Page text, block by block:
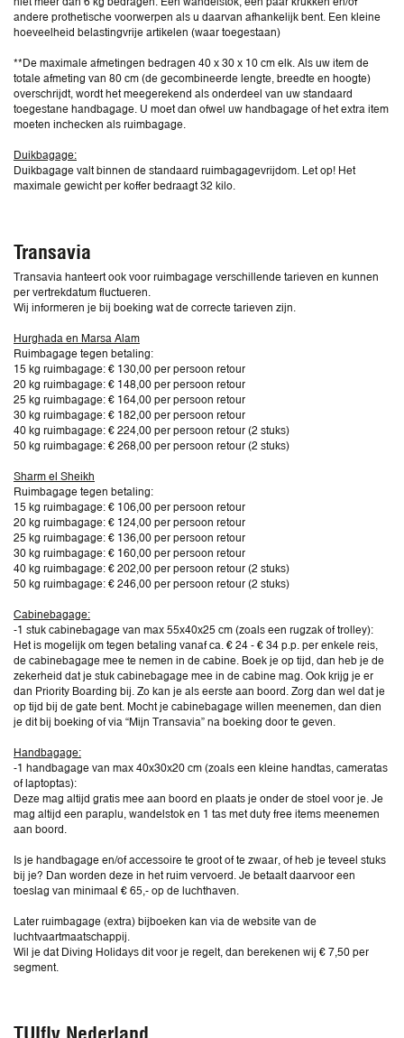
andere prothetische voorwerpen als u daarvan afhankelijk bent. Een kleine
hoeveelheid belastingvrije artikelen (waar toegestaan)
**De maximale afmetingen bedragen 40 x 30 x 10 cm elk. Als uw item de
totale afmeting van 80 cm (de gecombineerde lengte, breedte en hoogte)
overschrijdt, wordt het meegerekend als onderdeel van uw standaard
toegestane handbagage. U moet dan ofwel uw handbagage of het extra item
moeten inchecken als ruimbagage.
Duikbagage:
Duikbagage valt binnen de standaard ruimbagagevrijdom. Let op! Het
maximale gewicht per koffer bedraagt 32 kilo.
Transavia
Transavia hanteert ook voor ruimbagage verschillende tarieven en kunnen
per vertrekdatum fluctueren.
Wij informeren je bij boeking wat de correcte tarieven zijn.
Hurghada en Marsa Alam
Ruimbagage tegen betaling:
15 kg ruimbagage: € 130,00 per persoon retour
20 kg ruimbagage: € 148,00 per persoon retour
25 kg ruimbagage: € 164,00 per persoon retour
30 kg ruimbagage: € 182,00 per persoon retour
40 kg ruimbagage: € 224,00 per persoon retour (2 stuks)
50 kg ruimbagage: € 268,00 per persoon retour (2 stuks)
Sharm el Sheikh
Ruimbagage tegen betaling:
15 kg ruimbagage: € 106,00 per persoon retour
20 kg ruimbagage: € 124,00 per persoon retour
25 kg ruimbagage: € 136,00 per persoon retour
30 kg ruimbagage: € 160,00 per persoon retour
40 kg ruimbagage: € 202,00 per persoon retour (2 stuks)
50 kg ruimbagage: € 246,00 per persoon retour (2 stuks)
Cabinebagage:
-1 stuk cabinebagage van max 55x40x25 cm (zoals een rugzak of trolley):
Het is mogelijk om tegen betaling vanaf ca. € 24 - € 34 p.p. per enkele reis,
de cabinebagage mee te nemen in de cabine. Boek je op tijd, dan heb je de
zekerheid dat je stuk cabinebagage mee in de cabine mag. Ook krijg je er
dan Priority Boarding bij. Zo kan je als eerste aan boord. Zorg dan wel dat je
op tijd bij de gate bent. Mocht je cabinebagage willen meenemen, dan dien
je dit bij boeking of via “Mijn Transavia” na boeking door te geven.
Handbagage:
-1 handbagage van max 40x30x20 cm (zoals een kleine handtas, cameratas
of laptoptas):
Deze mag altijd gratis mee aan boord en plaats je onder de stoel voor je. Je
mag altijd een paraplu, wandelstok en 1 tas met duty free items meenemen
aan boord.
Is je handbagage en/of accessoire te groot of te zwaar, of heb je teveel stuks
bij je? Dan worden deze in het ruim vervoerd. Je betaalt daarvoor een
toeslag van minimaal € 65,- op de luchthaven.
Later ruimbagage (extra) bijboeken kan via de website van de
luchtvaartmaatschappij.
Wil je dat Diving Holidays dit voor je regelt, dan berekenen wij € 7,50 per
segment.
TUIfly Nederland